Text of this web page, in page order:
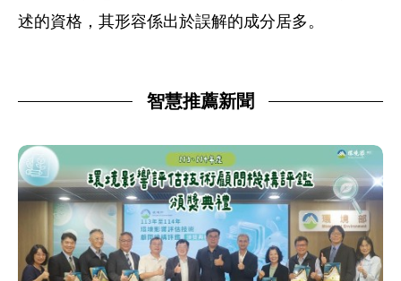
述的資格，其形容係出於誤解的成分居多。
智慧推薦新聞